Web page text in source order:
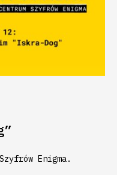
Enigma.